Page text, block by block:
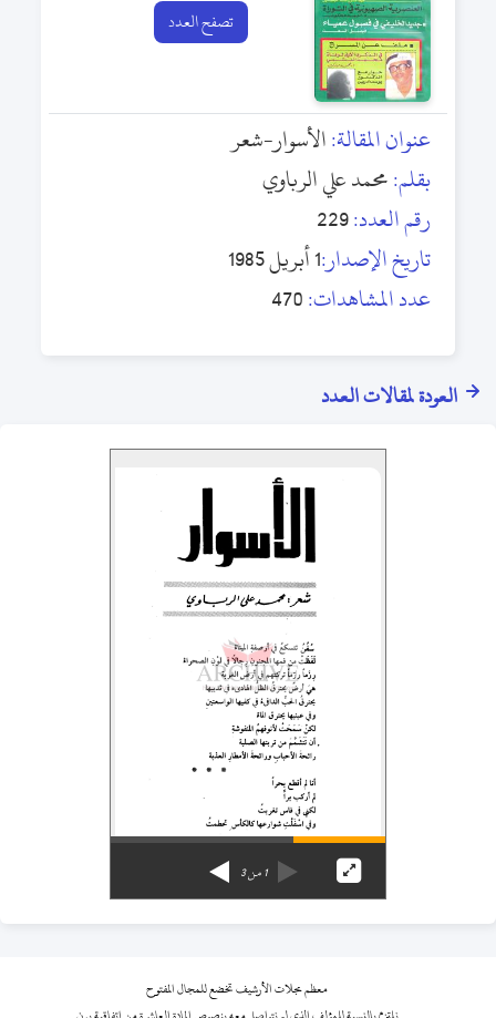
تصفح العدد
عنوان المقالة:الأسوار-شعر
بقلم:محمد علي الرباوي
رقم العدد:229
تاريخ الإصدار:1 أبريل 1985
عدد المشاهدات:470
العودة لمقالات العدد
1من3
معظم مجلات الأرشيف تخضع للمجال المفتوح